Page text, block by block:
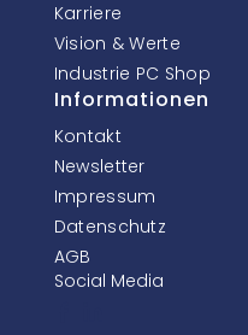
Karriere
Vision & Werte
Industrie PC Shop
Informationen
Kontakt
Newsletter
Impressum
Datenschutz
AGB
Social Media